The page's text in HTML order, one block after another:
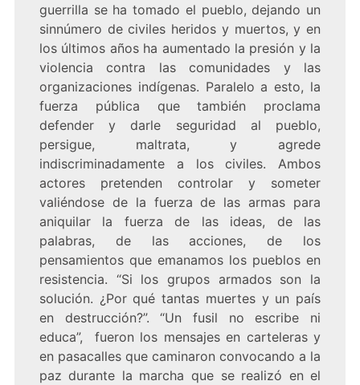
guerrilla se ha tomado el pueblo, dejando un
sinnúmero de civiles heridos y muertos, y en
los últimos años ha aumentado la presión y la
violencia contra las comunidades y las
organizaciones indígenas. Paralelo a esto, la
fuerza pública que también proclama
defender y darle seguridad al pueblo,
persigue, maltrata, y agrede
indiscriminadamente a los civiles. Ambos
actores pretenden controlar y someter
valiéndose de la fuerza de las armas para
aniquilar la fuerza de las ideas, de las
palabras, de las acciones, de los
pensamientos que emanamos los pueblos en
resistencia. “Si los grupos armados son la
solución. ¿Por qué tantas muertes y un país
en destrucción?”. “Un fusil no escribe ni
educa”, fueron los mensajes en carteleras y
en pasacalles que caminaron convocando a la
paz durante la marcha que se realizó en el